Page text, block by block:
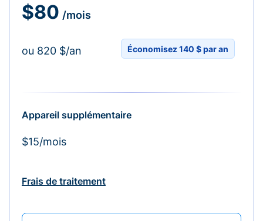
$80 /mois
ou 820 $/an Économisez 140 $ par an
Appareil supplémentaire
$15/mois
Frais de traitement